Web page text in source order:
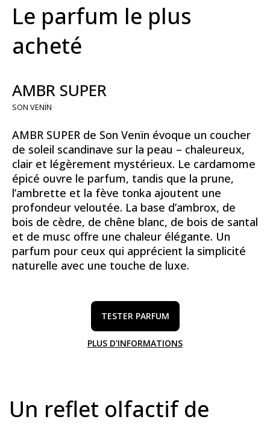
Le parfum le plus
acheté
AMBR SUPER
SON VENÏN
AMBR SUPER de Son Venïn évoque un coucher
de soleil scandinave sur la peau – chaleureux,
clair et légèrement mystérieux. Le cardamome
épicé ouvre le parfum, tandis que la prune,
l’ambrette et la fève tonka ajoutent une
profondeur veloutée. La base d’ambrox, de
bois de cèdre, de chêne blanc, de bois de santal
et de musc offre une chaleur élégante. Un
parfum pour ceux qui apprécient la simplicité
naturelle avec une touche de luxe.
TESTER PARFUM
PLUS D'INFORMATIONS
Un reflet olfactif de